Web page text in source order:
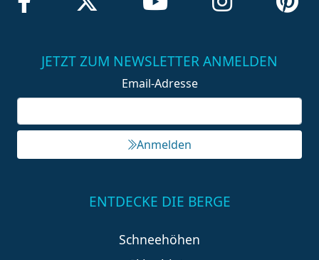
JETZT ZUM NEWSLETTER ANMELDEN
Email-Adresse
Anmelden
ENTDECKE DIE BERGE
Schneehöhen